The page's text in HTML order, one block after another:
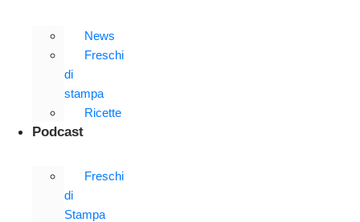
News
Freschi
di
stampa
Ricette
Podcast
Freschi
di
Stampa